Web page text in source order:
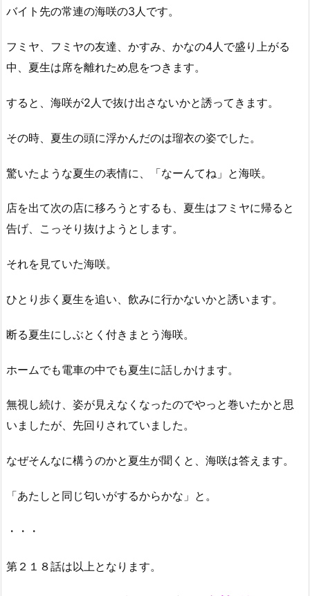
バイト先の常連の海咲の3人です。
フミヤ、フミヤの友達、かすみ、かなの4人で盛り上がる
中、夏生は席を離れため息をつきます。
すると、海咲が2人で抜け出さないかと誘ってきます。
その時、夏生の頭に浮かんだのは瑠衣の姿でした。
驚いたような夏生の表情に、「なーんてね」と海咲。
店を出て次の店に移ろうとするも、夏生はフミヤに帰ると
告げ、こっそり抜けようとします。
それを見ていた海咲。
ひとり歩く夏生を追い、飲みに行かないかと誘います。
断る夏生にしぶとく付きまとう海咲。
ホームでも電車の中でも夏生に話しかけます。
無視し続け、姿が見えなくなったのでやっと巻いたかと思
いましたが、先回りされていました。
なぜそんなに構うのかと夏生が聞くと、海咲は答えます。
「あたしと同じ匂いがするからかな」と。
・・・
第２１８話は以上となります。